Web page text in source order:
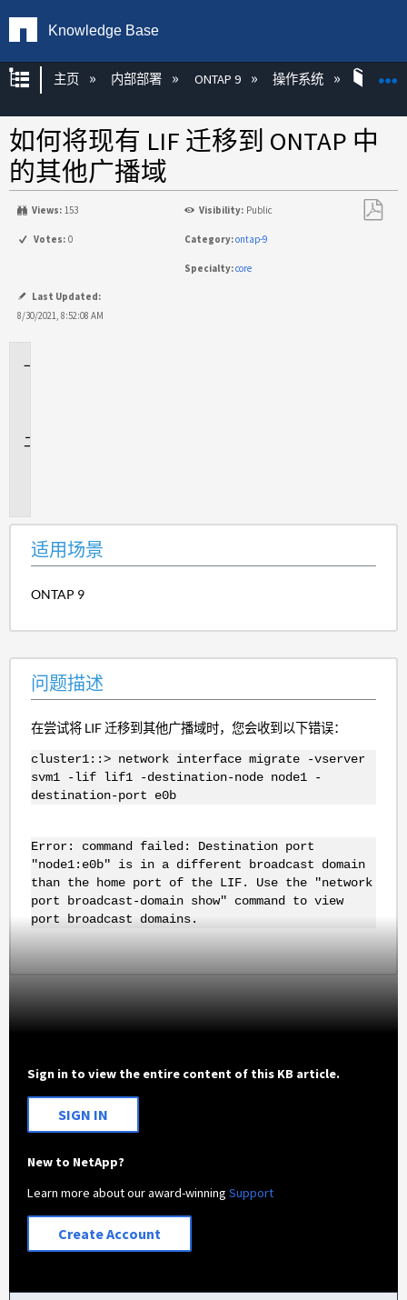
Knowledge Base
扩展/隐缩全局层次
主页 内部部署 ONTAP 9 操作系统
如何将现有 LIF 迁移到 ONTAP 中
的其他广播域
Views: 153 Visibility: Public
Votes: 0 Category:ontap-9
Specialty:core
Last Updated:
8/30/2021, 8:52:08 AM
适用场景
ONTAP 9
问题描述
在尝试将 LIF 迁移到其他广播域时，您会收到以下错误：
cluster1::> network interface migrate -vserver
svm1 -lif lif1 -destination-node node1 -
destination-port e0b
Error: command failed: Destination port
"node1: e0b" is in a different broadcast domain
than the home port of the LIF. Use the "network
port broadcast-domain show" command
to view
port broadcast domains.
Sign in to view the entire content of this KB article.
SIGN IN
New to NetApp?
Learn more about our award-winningSupport
Create Account